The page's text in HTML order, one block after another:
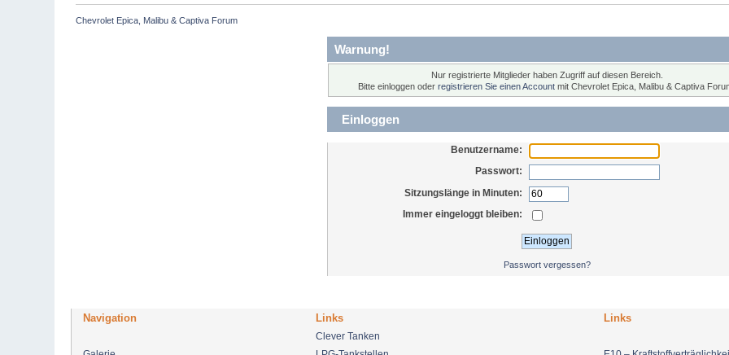
Chevrolet Epica, Malibu & Captiva Forum
Warnung!
Nur registrierte Mitglieder haben Zugriff auf diesen Bereich.
Bitte einloggen oder registrieren Sie einen Account mit Chevrolet Epica, Malibu & Captiva
Einloggen
Benutzername:
Passwort:
Sitzungslänge in Minuten:
Immer eingeloggt bleiben:
Passwort vergessen?
Navigation Links Links
Clever Tanken